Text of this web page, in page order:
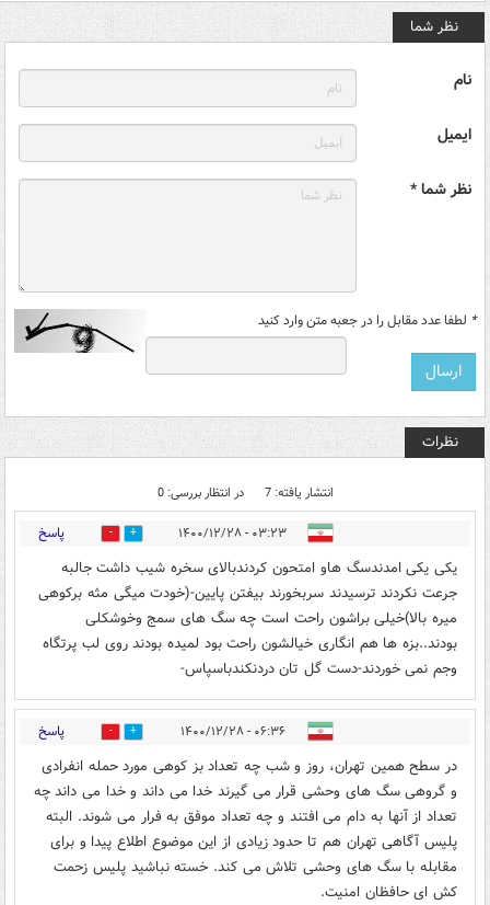
نظر شما
نام
ایمیل
نظر شما *
* لطفا عدد مقابل را در جعبه متن وارد کنید
نظرات
انتشار یافته: 7 در انتظار بررسی: 0
۰۳:۲۳ - ۱۴۰۰/۱۲/۲۸ 1 پاسخ
یکی یکی امدندسگ هاو امتحون کردندبالای سخره شیب داشت جالبه
جرعت نکردند ترسیدند سربخورند بیفتن پایین-(خودت میگی مثه برکوهی
میره بالا)خیلی براشون راحت است چه سگ های سمج وخوشکلی
بودند..بزه ها هم انگاری خیالشون راحت بود لمیده بودند روی لب پرتگاه
وجم نمی خوردند-دست گل تان دردنکندباسپاس-
۰۶:۳۶ - ۱۴۰۰/۱۲/۲۸ 6 پاسخ
در سطح همین تهران، روز و شب چه تعداد بز کوهی مورد حمله انفرادی
و گروهی سگ های وحشی قرار می گیرند خدا می داند و خدا می داند چه
تعداد از آنها به دام می افتند و چه تعداد موفق به فرار می شوند. البته
پلیس آگاهی تهران هم تا حدود زیادی از این موضوع اطلاع پیدا و برای
مقابله با سگ های وحشی تلاش می کند. خسته نباشید پلیس زحمت
کش ای حافظان امنیت.